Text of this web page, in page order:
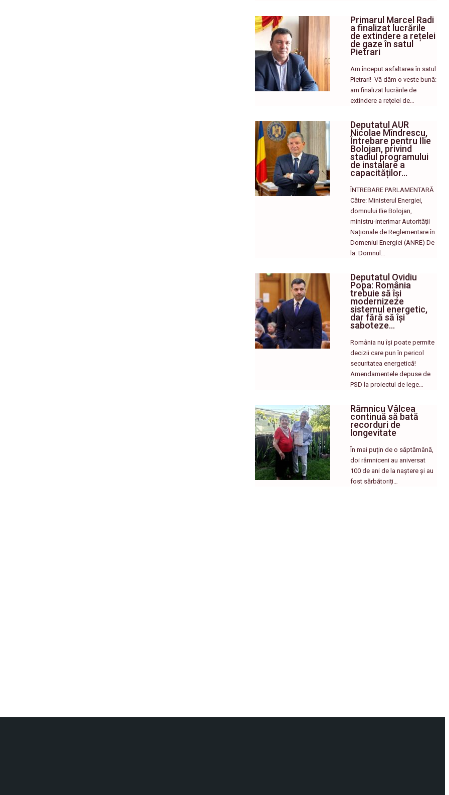
Primarul Marcel Radi
a finalizat lucrările
de extindere a rețelei
de gaze în satul
Pietrari
Am început asfaltarea în satul
Pietrari! ​ Vă dăm o veste bună:
am finalizat lucrările de
extindere a rețelei de…
Deputatul AUR
Nicolae Mîndrescu,
Întrebare pentru Ilie
Bolojan, privind
stadiul programului
de instalare a
capacităților…
ÎNTREBARE PARLAMENTARĂ
Către: Ministerul Energiei,
domnului Ilie Bolojan,
ministru-interimar Autorității
Naționale de Reglementare în
Domeniul Energiei (ANRE) De
la: Domnul…
Deputatul Ovidiu
Popa: România
trebuie să își
modernizeze
sistemul energetic,
dar fără să își
saboteze…
România nu își poate permite
decizii care pun în pericol
securitatea energetică!
Amendamentele depuse de
PSD la proiectul de lege…
Râmnicu Vâlcea
continuă să bată
recorduri de
longevitate
În mai puțin de o săptămână,
doi râmniceni au aniversat
100 de ani de la naștere și au
fost sărbătoriți…